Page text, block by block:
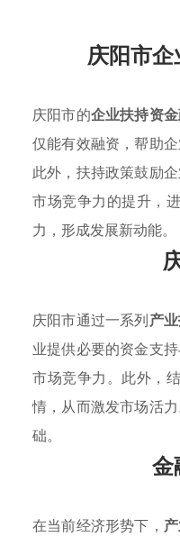
庆阳市
庆阳市的企业扶持资
仅能有效融资，帮助
此外，扶持政策鼓励
市场竞争力的提升，
力，形成发展新动能。
庆阳市通过一系列产
业提供必要的资金支
市场竞争力。此外，
情，从而激发市场活
础。
金
在当前经济形势下，